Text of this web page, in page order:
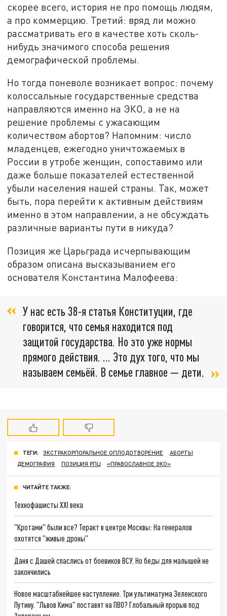
скорее всего, история не про помощь людям,
а про коммерцию. Третий: вряд ли можно
рассматривать его в качестве хоть сколь-
нибудь значимого способа решения
демографической проблемы.
Но тогда поневоле возникает вопрос: почему
колоссальные государственные средства
направляются именно на ЭКО, а не на
решение проблемы с ужасающим
количеством абортов? Напомним: число
младенцев, ежегодно уничтожаемых в
России в утробе женщин, сопоставимо или
даже больше показателей естественной
убыли населения нашей страны. Так, может
быть, пора перейти к активным действиям
именно в этом направлении, а не обсуждать
различные варианты пути в никуда?
Позиция же Царьграда исчерпывающим
образом описана высказыванием его
основателя Константина Малофеева:
У нас есть 38-я статья Конституции, где
говорится, что семья находится под
защитой государства. Но это уже нормы
прямого действия. ... Это дух того, что мы
называем семьёй. В семье главное — дети.
ТЕГИ: ЭКСТРАКОРПОРАЛЬНОЕ ОПЛОДОТВОРЕНИЕ
АБОРТЫ
ДЕМОГРАФИЯ
ПОЗИЦИЯ РПЦ «ПРАВОСЛАВНОЕ ЭКО»
ЧИТАЙТЕ ТАКЖЕ:
Технофашисты XXI века
"Кротами" были все? Теракт в центре Москвы: На генералов
охотятся "живые дроны"
Даня с Дашей спаслись от боевиков ВСУ. Но беды для малышей не
закончились
Новое масштабнейшее наступление. Три ультиматума Зеленского
Путину. "Львов Кима" поставят на ПВО? Глобальный прорыв под